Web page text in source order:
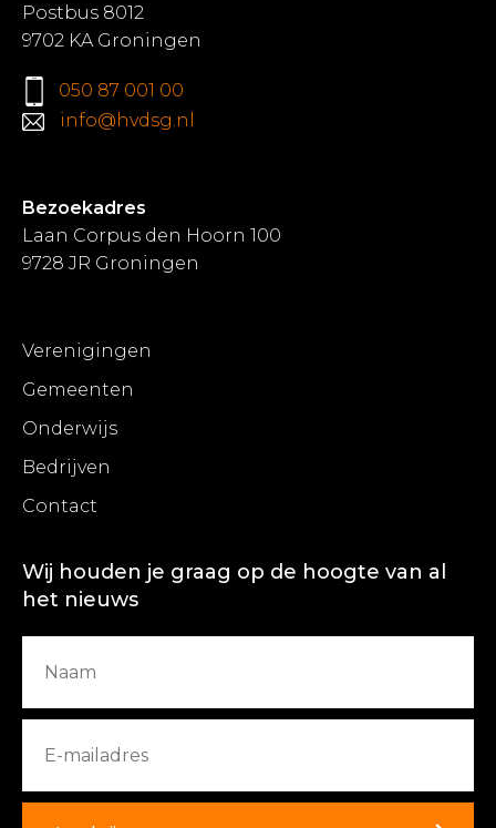
Postbus 8012
9702 KA Groningen
050 87 001 00
info@hvdsg.nl
Bezoekadres
Laan Corpus den Hoorn 100
9728 JR Groningen
Verenigingen
Gemeenten
Onderwijs
Bedrijven
Contact
Wij houden je graag op de hoogte van al
het nieuws